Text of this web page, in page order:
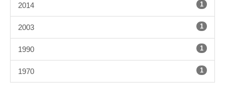
2014 1
2003 1
1990 1
1970 1